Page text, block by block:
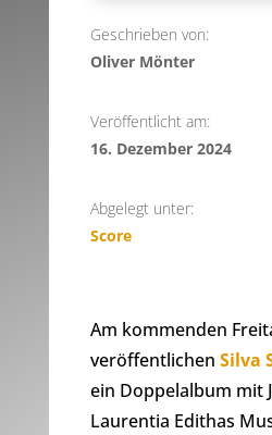
Geschrieben von:
Oliver Mönter
Veröffentlicht am:
16. Dezember 2024
Abgelegt unter:
Score
Am kommenden
veröffentlichen Silva
ein Doppelalbum mit
Laurentia Edithas